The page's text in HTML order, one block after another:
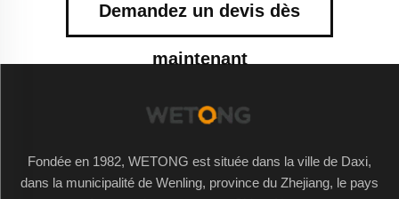
Demandez un devis dès
maintenant
Fondée en 1982, WETONG est située dans la ville de Daxi,
dans la municipalité de Wenling, province du Zhejiang, le pays